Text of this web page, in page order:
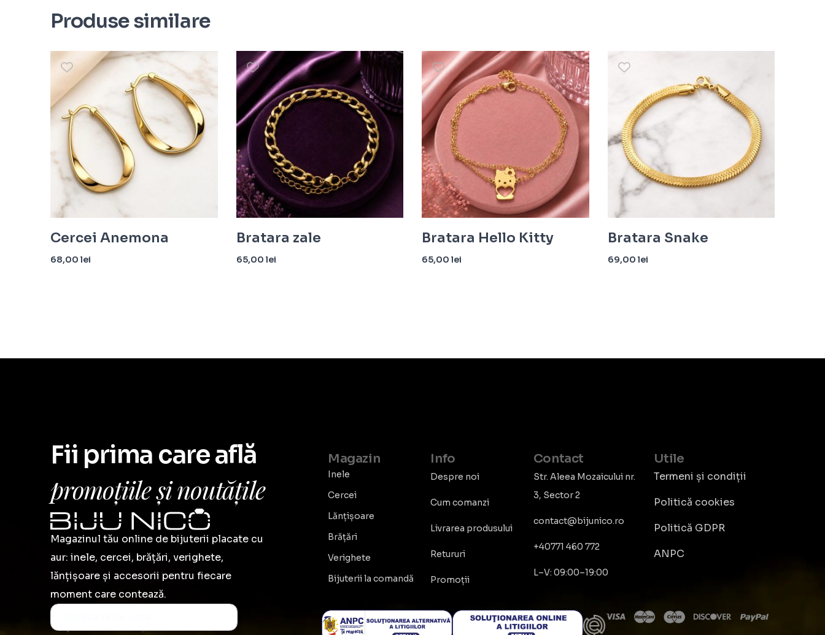
Produse similare
Cercei Anemona
68,00 lei
Bratara zale
65,00 lei
Bratara Hello Kitty
65,00 lei
Bratara Snake
69,00 lei
Fii prima care află
promoțiile și noutățile
Magazinul tău online de bijuterii placate cu
aur: inele, cercei, brățări, verighete,
lănțișoare și accesorii pentru fiecare
moment care contează.
Magazin
Inele
Cercei
Lănțișoare
Brățări
Verighete
Bijuterii la comandă
Info
Despre noi
Cum comanzi
Livrarea produsului
Retururi
Promoții
Contact
Str. Aleea Mozaicului nr.
3, Sector 2
contact@bijunico.ro
+40771 460 772
L–V: 09:00–19:00
Utile
Termeni și condiții
Politică cookies
Politică GDPR
ANPC